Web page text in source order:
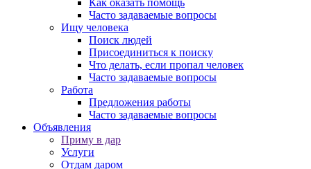
Как оказать помощь
Часто задаваемые вопросы
Ищу человека
Поиск людей
Присоединиться к поиску
Что делать, если пропал человек
Часто задаваемые вопросы
Работа
Предложения работы
Часто задаваемые вопросы
Объявления
Приму в дар
Услуги
Отдам даром